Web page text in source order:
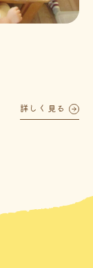
詳しく見る